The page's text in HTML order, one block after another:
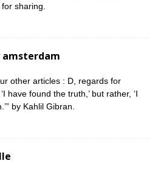
sharing.
other articles : D, regards for
have found the truth,’ but rather, ‘I
by Kahlil Gibran.